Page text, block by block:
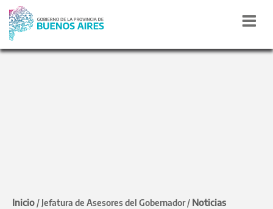
Inicio / Jefatura de Asesores del Gobernador/ Noticias